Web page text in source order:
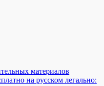
материалов
на русском легально: